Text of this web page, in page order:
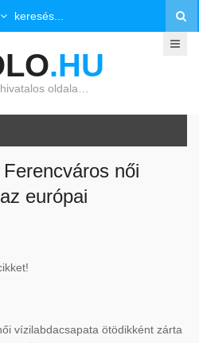
.HU
oldala…
női
európai
vízilabdacsapata ötödikként zárta